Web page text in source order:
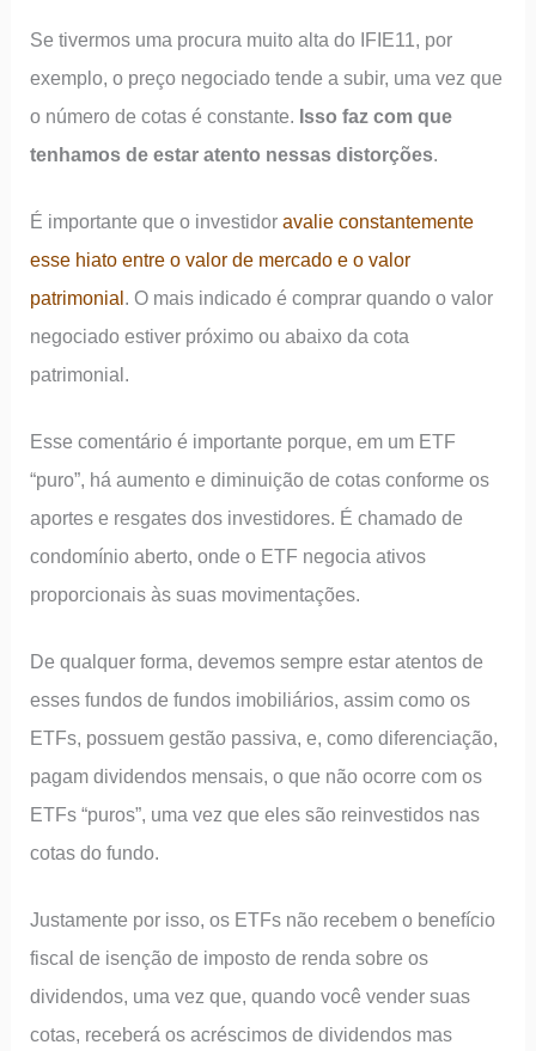
Se tivermos uma procura muito alta do IFIE11, por
exemplo, o preço negociado tende a subir, uma vez que
o número de cotas é constante. Isso faz com que
tenhamos de estar atento nessas distorções.
É importante que o investidoravalie constantemente
esse hiato entre o valor de mercado e o valor
patrimonial. O mais indicado é comprar quando o valor
negociado estiver próximo ou abaixo da cota
patrimonial.
Esse comentário é importante porque, em um ETF
“puro”, há aumento e diminuição de cotas conforme os
aportes e resgates dos investidores. É chamado de
condomínio aberto, onde o ETF negocia ativos
proporcionais às suas movimentações.
De qualquer forma, devemos sempre estar atentos de
esses fundos de fundos imobiliários, assim como os
ETFs, possuem gestão passiva, e, como diferenciação,
pagam dividendos mensais, o que não ocorre com os
ETFs “puros”, uma vez que eles são reinvestidos nas
cotas do fundo.
Justamente por isso, os ETFs não recebem o benefício
fiscal de isenção de imposto de renda sobre os
dividendos, uma vez que, quando você vender suas
cotas, receberá os acréscimos de dividendos mas